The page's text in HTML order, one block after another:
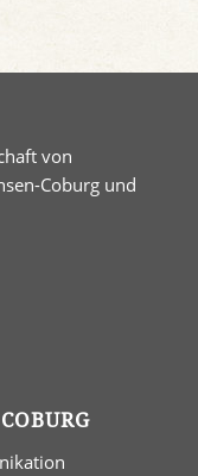
von
Coburg und